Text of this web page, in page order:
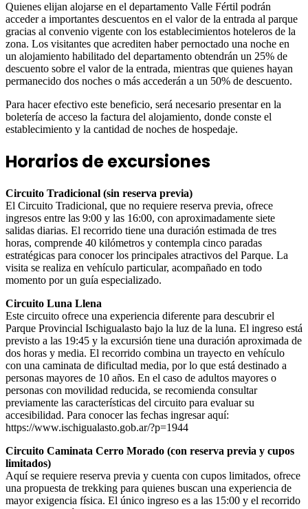
Quienes elijan alojarse en el departamento Valle Fértil podrán
acceder a importantes descuentos en el valor de la entrada al parque
gracias al convenio vigente con los establecimientos hoteleros de la
zona. Los visitantes que acrediten haber pernoctado una noche en
un alojamiento habilitado del departamento obtendrán un 25% de
descuento sobre el valor de la entrada, mientras que quienes hayan
permanecido dos noches o más accederán a un 50% de descuento.
Para hacer efectivo este beneficio, será necesario presentar en la
boletería de acceso la factura del alojamiento, donde conste el
establecimiento y la cantidad de noches de hospedaje.
Horarios de excursiones
Circuito Tradicional (sin reserva previa)
El Circuito Tradicional, que no requiere reserva previa, ofrece
ingresos entre las 9:00 y las 16:00, con aproximadamente siete
salidas diarias. El recorrido tiene una duración estimada de tres
horas, comprende 40 kilómetros y contempla cinco paradas
estratégicas para conocer los principales atractivos del Parque. La
visita se realiza en vehículo particular, acompañado en todo
momento por un guía especializado.
Circuito Luna Llena
Este circuito ofrece una experiencia diferente para descubrir el
Parque Provincial Ischigualasto bajo la luz de la luna. El ingreso está
previsto a las 19:45 y la excursión tiene una duración aproximada de
dos horas y media. El recorrido combina un trayecto en vehículo
con una caminata de dificultad media, por lo que está destinado a
personas mayores de 10 años. En el caso de adultos mayores o
personas con movilidad reducida, se recomienda consultar
previamente las características del circuito para evaluar su
accesibilidad. Para conocer las fechas ingresar aquí:
https://www.ischigualasto.gob.ar/?p=1944
Circuito Caminata Cerro Morado (con reserva previa y cupos
limitados)
Aquí se requiere reserva previa y cuenta con cupos limitados, ofrece
una propuesta de trekking para quienes buscan una experiencia de
mayor exigencia física. El único ingreso es a las 15:00 y el recorrido